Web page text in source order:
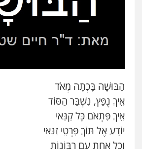
הַבּוּשָׁה בָּכְתָה מְאֹד
אֵיךְ נֻפַּץ, נִשְׁבַּר הַסּוֹד
אֵיךְ פִּתְאֹם כָּל קַנַּאי
יוֹדֵעַ אֶל תּוֹךְ פִּרְטֵי זַנַּאי
וְכָל אַחַת עִם רִבּוֹנוֹתניר קידר – צלם